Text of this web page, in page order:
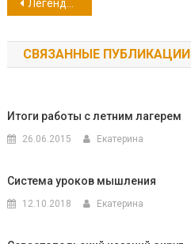
по
записям
Легендарная 30-я батарея: 115 лет со дня рождения Георгия Александровича Александера
СВЯЗАННЫЕ ПУБЛИКАЦИИ
Итоги работы с летним лагерем
26.06.2015 Екатерина
Система уроков мышления
12.10.2018 Екатерина